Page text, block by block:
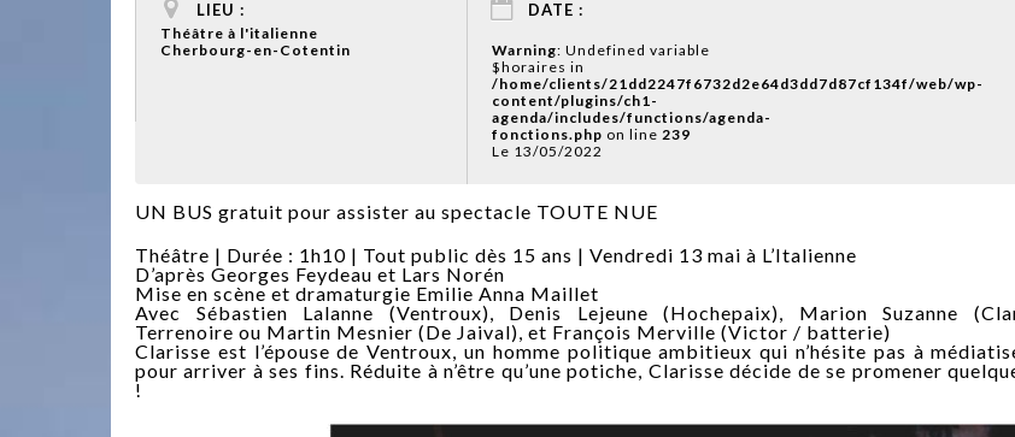
LIEU :
Théâtre à l'italienne
Cherbourg-en-Cotentin
DATE :
Warning: Undefined variable
$horaires in
/home/clients/21dd2247f6732d2e64d3dd7d87cf134f/web/wp-
content/plugins/ch1-
agenda/includes/functions/agenda-
fonctions.php on line239
Le 13/05/2022
UN BUS gratuit pour assister au spectacle TOUTE NUE
Théâtre | Durée : 1h10 | Tout public dès 15 ans | Vendredi 13 mai à L’Italienne
D’après Georges Feydeau et Lars Norén
Mise en scène et dramaturgie Emilie Anna Maillet
Avec Sébastien Lalanne (Ventroux), Denis Lejeune (Hochepaix), Marion Suzanne
Terrenoire ou Martin Mesnier (De Jaival), et François Merville (Victor / batterie)
Clarisse est l’épouse de Ventroux, un homme politique ambitieux qui n’hésite pas à
pour arriver à ses fins. Réduite à n’être qu’une potiche, Clarisse décide de se promener
!